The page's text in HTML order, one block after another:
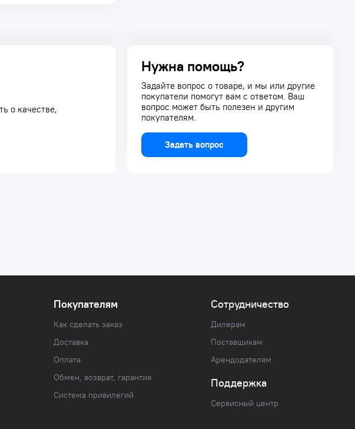
о качестве,
Нужна помощь?
Задайте вопрос о товаре, и мы или другие
покупатели помогут вам с ответом. Ваш
вопрос может быть полезен и другим
покупателям.
Задать вопрос
Покупателям
Как сделать заказ
Доставка
Оплата
Обмен, возврат, гарантия
Система привилегий
Сотрудничество
Дилерам
Поставщикам
Арендодателям
Поддержка
Сервисный центр